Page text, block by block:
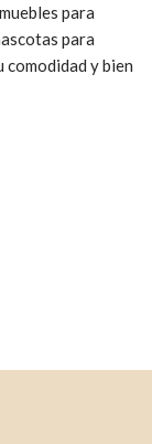
para
para
y bien